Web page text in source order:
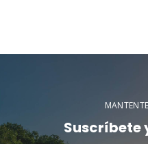
Suscríbete